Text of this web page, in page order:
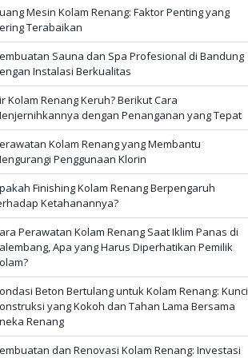
Mesin Kolam Renang: Faktor Penting yang
Terabaikan
Sauna dan Spa Profesional di Bandung
Instalasi Berkualitas
Kolam Renang Keruh? Berikut Cara
dengan Penanganan yang Tepat
Kolam Renang yang Membantu
Penggunaan Klorin
Finishing Kolam Renang Berpengaruh
Ketahanannya?
Perawatan Kolam Renang Saat Iklim Panas di
Apa yang Harus Diperhatikan Pemilik
Beton Bertulang untuk Kolam Renang: Kunci
yang Kokoh dan Tahan Lama Bersama
Renang
dan Renovasi Kolam Renang: Investasi